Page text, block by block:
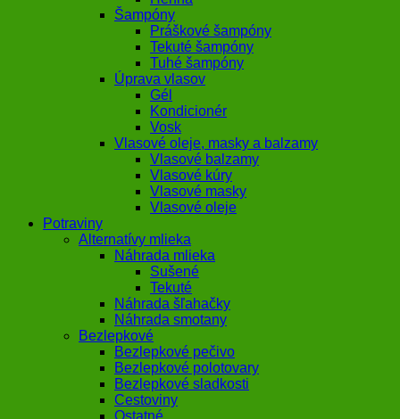
Šampóny
Práškové šampóny
Tekuté šampóny
Tuhé šampóny
Úprava vlasov
Gél
Kondicionér
Vosk
Vlasové oleje, masky a balzamy
Vlasové balzamy
Vlasové kúry
Vlasové masky
Vlasové oleje
Potraviny
Alternatívy mlieka
Náhrada mlieka
Sušené
Tekuté
Náhrada šľahačky
Náhrada smotany
Bezlepkové
Bezlepkové pečivo
Bezlepkové polotovary
Bezlepkové sladkosti
Cestoviny
Ostatné